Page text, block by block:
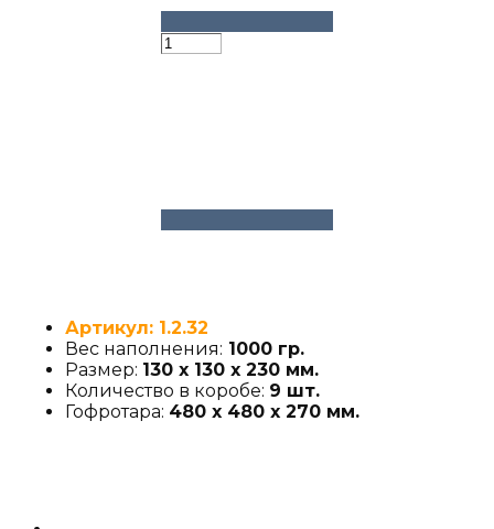
Артикул: 1.2.32
Вес наполнения: 1000 гр.
Размер: 130 х 130 х 230 мм.
Количество в коробе: 9 шт.
Гофротара: 480 х 480 х 270 мм.